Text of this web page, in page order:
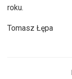
roku.
Tomasz Łępa